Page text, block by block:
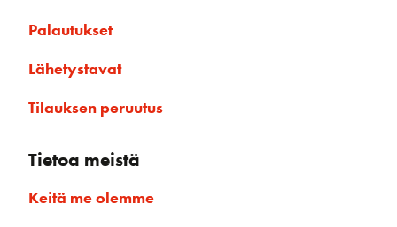
Palautukset
Lähetystavat
Tilauksen peruutus
Tietoa meistä
Keitä me olemme